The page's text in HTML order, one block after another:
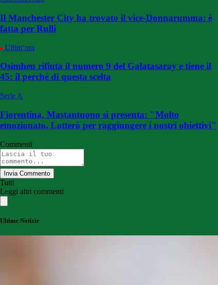
Il Manchester City ha trovato il vice-Donnarumma: è
fatta per Rulli
Ultim’ora
Osimhen rifiuta il numero 9 del Galatasaray e tiene il
45: il perché di questa scelta
Serie A
Fiorentina, Mastantuono si presenta: "Molto
emozionato. Lotterò per raggiungere i nostri obiettivi"
Commenti
Invia Commento
Tutti
Leggi altri commenti
Ultime Notizie